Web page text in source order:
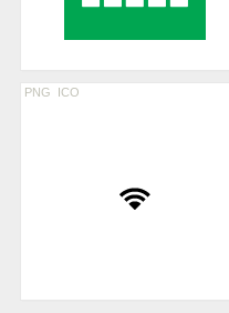
PNG ICO